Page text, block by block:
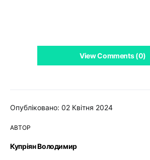
Опубліковано: 02 Квітня 2024
АВТОР
Купріян Володимир
View Comments (0)